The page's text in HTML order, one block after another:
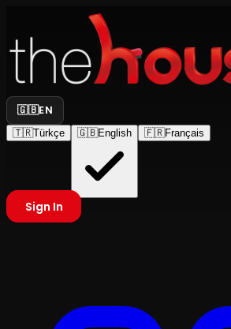
🇬🇧EN
🇹🇷Türkçe 🇬🇧English 🇫🇷Français
Sign In